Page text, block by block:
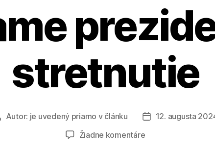
stretnutie
Autor: je uvedený priamo v článku
Dátum
12. augusta
Žiadne komentárena